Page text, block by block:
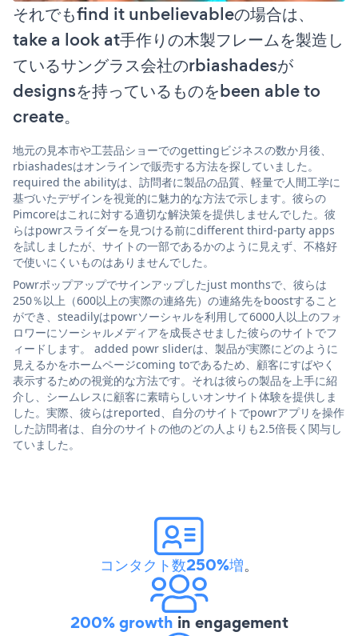
それでもfind it unbelievableの場合は、
take a look at手作りの木製フレームを製造し
ているサングラス会社のrbiashadesが
designsを持っているものをbeen able to
create。
地元の見本市や工芸品ショーでのgettingビジネスの数か月後、
rbiashadesはオンラインで販売する方法を探していました。
required the abilityは、訪問者に製品の品質、軽量で人間工学に
基づいたデザインを視覚的に魅力的な方法で示します。彼らの
Pimcoreはこれに対する適切な解決策を提供しませんでした。彼
らはpowrスライダーを見つける前にdifferent third-party apps
を試しましたが、サイトの一部であるかのように見えず、不格好
で使いにくいものはありませんでした。
Powrポップアップでサインアップしたjust monthsで、彼らは
250％以上（600以上の実際の連絡先）の連絡先をboostすること
ができ、steadilyはpowrソーシャルを利用して6000人以上のフォ
ロワーにソーシャルメディアを成長させました彼らのサイトでフ
ィードします。 added powr sliderは、製品が実際にどのように
見えるかをホームページcoming toであるため、顧客にすばやく
表示するための視覚的な方法です。それは彼らの製品を上手に紹
介し、シームレスに顧客に素晴らしいオンサイト体験を提供しま
した。実際、彼らはreported、自分のサイトでpowrアプリを操作
した訪問者は、自分のサイトの他のどの人よりも2.5倍長く関与し
ていました。
コンタクト数250%増。
200% growth in engagement